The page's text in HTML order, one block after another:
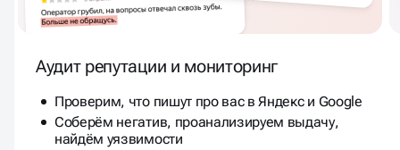
Аудит репутации и мониторинг
Проверим, что пишут про вас в Яндекс и Google
Соберём негатив, проанализируем выдачу,
найдём уязвимости